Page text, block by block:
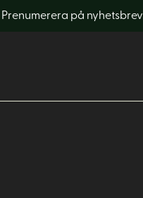
Prenumerera på nyhetsbrev